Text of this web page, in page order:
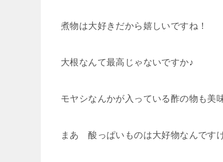
煮物は大好きだから嬉しいですね！
大根なんて最高じゃないですか♪
モヤシなんかが入っている酢の物も美
まあ 酸っぱいものは大好物なんです